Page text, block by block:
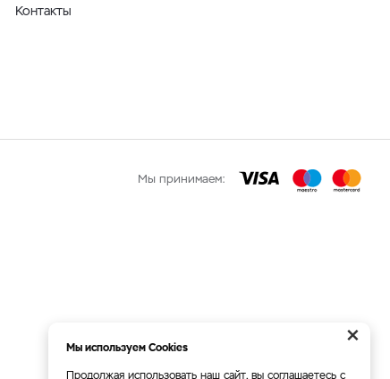
Контакты
Мы принимаем:
×
Мы используем Cookies
Продолжая использовать наш сайт, вы соглашаетесь с